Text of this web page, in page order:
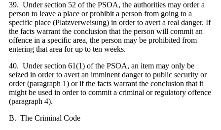
39. Under section 52 of the PSOA, the authorities may order a
person to leave a place or prohibit a person from going to a
specific place (Platzverweisung) in order to avert a real danger. If
the facts warrant the conclusion that the person will commit an
offence in a specific area, the person may be prohibited from
entering that area for up to ten weeks.
40. Under section 61(1) of the PSOA, an item may only be
seized in order to avert an imminent danger to public security or
order (paragraph 1) or if the facts warrant the conclusion that it
might be used in order to commit a criminal or regulatory offence
(paragraph 4).
B. The Criminal Code